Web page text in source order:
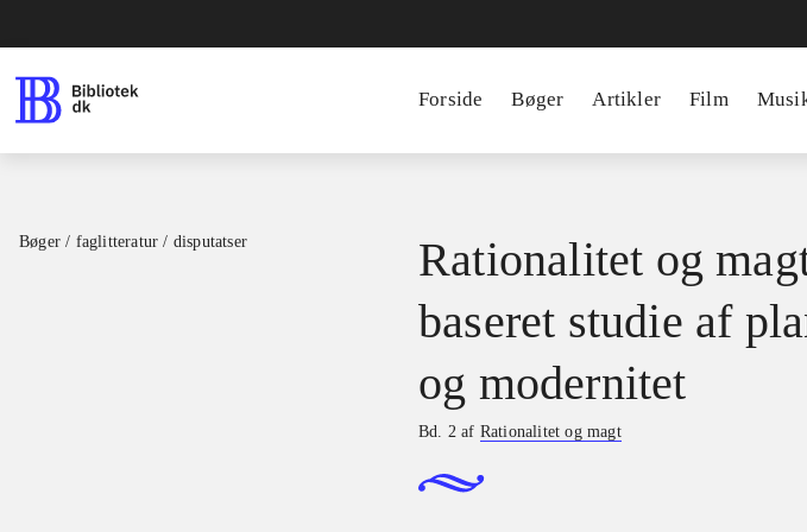
Forside Bøger Artikler Film
Bøger / faglitteratur / disputatser
Rationalitet og
baseret studie af
og modernitet
Bd. 2 af Rationalitet og magt